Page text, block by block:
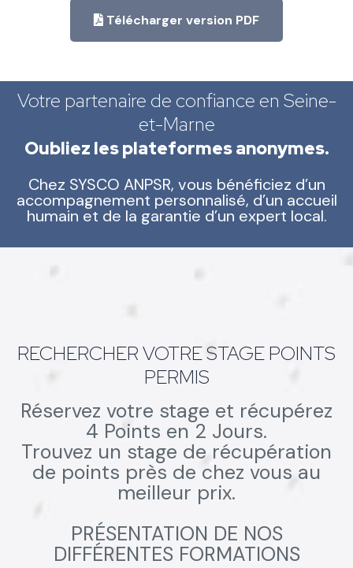
Télécharger version PDF
Votre partenaire de confiance en Seine-
et-Marne
Oubliez les plateformes anonymes.
Chez SYSCO ANPSR, vous bénéficiez d’un
accompagnement personnalisé, d’un accueil
humain et de la garantie d’un expert local.
RECHERCHER VOTRE STAGE POINTS
PERMIS
Réservez votre stage et récupérez
4 Points en 2 Jours.
Trouvez un stage de récupération
de points près de chez vous au
meilleur prix.
PRÉSENTATION DE NOS
DIFFÉRENTES FORMATIONS